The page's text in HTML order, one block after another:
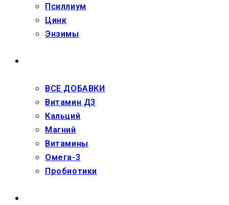
Псиллиум
Цинк
Энзимы
ВСЕ ДОБАВКИ
Витамин Д3
Кальций
Магний
Витамины
Омега-3
Пробиотики